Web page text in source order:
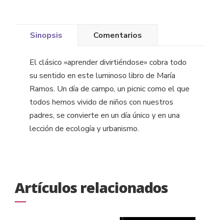
Sinopsis Comentarios
El clásico «aprender divirtiéndose» cobra todo
su sentido en este luminoso libro de María
Ramos. Un día de campo, un picnic como el que
todos hemos vivido de niños con nuestros
padres, se convierte en un día único y en una
lección de ecología y urbanismo.
Artículos relacionados